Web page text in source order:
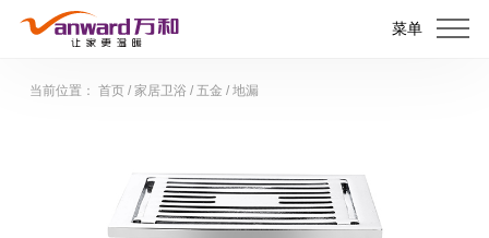
菜单
当前位置： 首页/ 家居卫浴 / 五金 / 地漏